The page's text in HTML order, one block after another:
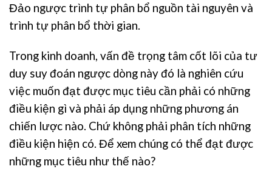
Đảo ngược trình tự phân bổ nguồn tài nguyên và
trình tự phân bổ thời gian.
Trong kinh doanh, vấn đề trọng tâm cốt lõi của tư
duy suy đoán ngược dòng này đó là nghiên cứu
việc muốn đạt được mục tiêu cần phải có những
điều kiện gì và phải áp dụng những phương án
chiến lược nào. Chứ không phải phân tích những
điều kiện hiện có. Để xem chúng có thể đạt được
những mục tiêu như thế nào?